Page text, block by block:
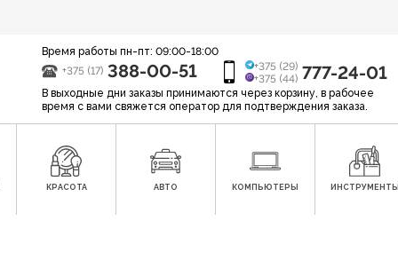
Время работы пн-пт: 09:00-18:00
+375 (17) 388-00-51
+375 (29)
+375 (44) 777-24-01
В выходные дни заказы принимаются через корзину, в рабочее
время с вами свяжется оператор для подтверждения заказа.
КРАСОТА АВТО КОМПЬЮТЕРЫ ИНСТРУМЕНТЫ